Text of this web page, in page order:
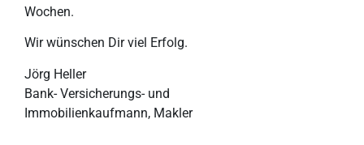
Wochen.
Wir wünschen Dir viel Erfolg.
Jörg Heller
Bank- Versicherungs- und
Immobilienkaufmann, Makler